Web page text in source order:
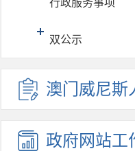
双公示
澳门威尼斯
政府网站工